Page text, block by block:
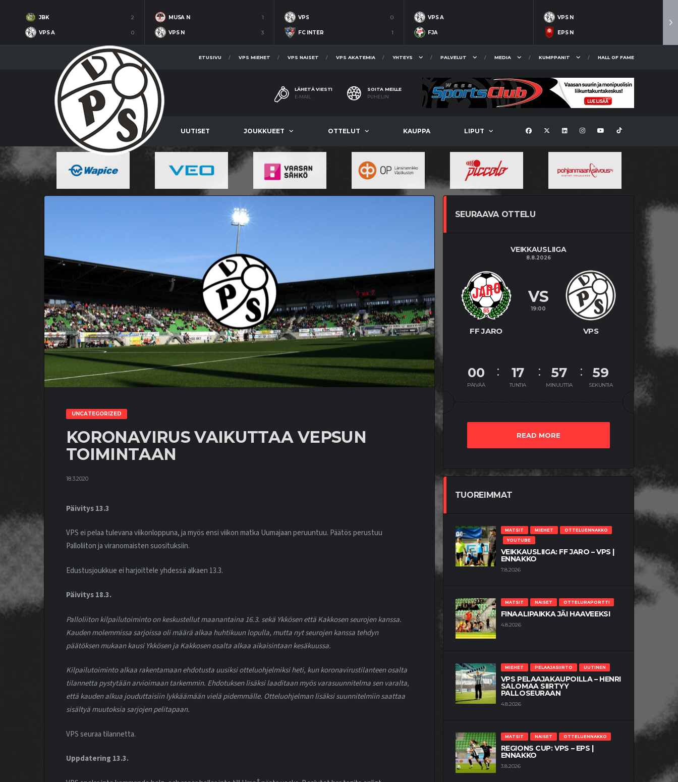
JBK 2
VPS A 0
MUSA N 1
VPS N 3
VPS 0
FC INTER 1
VPS A
FJA
VPS N
EPS N
ETUSIVU VPS MIEHET VPS NAISET VPS AKATEMIA YHTEYS PALVELUT MEDIA KUMPPANIT HALL OF FAME
LÄHETÄ VIESTI
E-MAIL
SOITA MEILLE
PUHELIN
UUTISET JOUKKUEET OTTELUT KAUPPA LIPUT
UNCATEGORIZED
KORONAVIRUS VAIKUTTAA VEPSUN
TOIMINTAAN
18.3.2020
Päivitys 13.3
VPS ei pelaa tulevana viikonloppuna, ja myös ensi viikon matka Uumajaan peruuntuu. Päätös perustuu
Palloliiton ja viranomaisten suosituksiin.
Edustusjoukkue ei harjoittele yhdessä alkaen 13.3.
Päivitys 18.3.
Palloliiton kilpailutoiminto on keskustellut maanantaina 16.3. sekä Ykkösen että Kakkosen seurojen kanssa.
Kauden molemmissa sarjoissa oli määrä alkaa huhtikuun lopulla, mutta nyt seurojen kanssa tehdyn
päätöksen mukaan kausi Ykkösen ja Kakkosen osalta alkaa aikaisintaan kesäkuussa.
Kilpailutoiminto alkaa rakentamaan ehdotusta uusiksi otteluohjelmiksi heti, kun koronavirustilanteen osalta
tilannetta pystytään arvioimaan tarkemmin. Ehdotuksen lisäksi laaditaan myös varasuunnitelma sen varalta,
että kauden alkua jouduttaisiin lykkäämään vielä pidemmälle. Otteluohjelman lisäksi suunnitelmiin saattaa
sisältyä muutoksia sarjojen pelitapaan.
VPS seuraa tilannetta.
Uppdatering 13.3.
SEURAAVA OTTELU
VEIKKAUSLIIGA
8.8.2026
FF JARO VPS
VS
19:00
00
PÄIVÄÄ
17
TUNTIA
57
MINUUTTIA
58
SEKUNTIA
READ MORE
TUOREIMMAT
MATSIT MIEHET
OTTELUENNAKKO
YOUTUBE
VEIKKAUSLIIGA: FF JARO – VPS |
ENNAKKO
7.8.2026
MATSIT NAISET OTTELURAPORTTI
FINAALIPAIKKA JÄI HAAVEEKSI
4.8.2026
MIEHET PELAAJASIIRTO UUTINEN
VPS PELAAJAKAUPOILLA – HENRI
SALOMAA SIIRTYY
PALLOSEURAAN
4.8.2026
MATSIT NAISET OTTELUENNAKKO
REGIONS CUP: VPS – EPS |
ENNAKKO
3.8.2026